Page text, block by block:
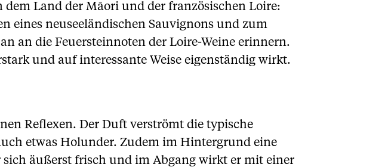
Land der Māori und der französischen Loire:
eines neuseeländischen Sauvignons und zum
an die Feuersteinnoten der Loire-Weine erinnern.
und auf interessante Weise eigenständig wirkt.
Reflexen. Der Duft verströmt die typische
etwas Holunder. Zudem im Hintergrund eine
äußerst frisch und im Abgang wirkt er mit einer